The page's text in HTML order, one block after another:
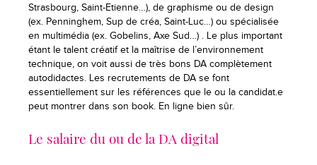
Strasbourg, Saint-Etienne…), de graphisme ou de design
(ex. Penninghem, Sup de créa, Saint-Luc…) ou spécialisée
en multimédia (ex. Gobelins, Axe Sud…) . Le plus important
étant le talent créatif et la maîtrise de l’environnement
technique, on voit aussi de très bons DA complètement
autodidactes. Les recrutements de DA se font
essentiellement sur les références que le ou la candidat.e
peut montrer dans son book. En ligne bien sûr.
Le salaire du ou de la DA digital